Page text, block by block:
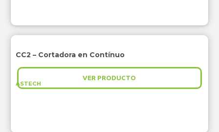
ASTECH
CC2 – Cortadora en Contínuo
VER PRODUCTO